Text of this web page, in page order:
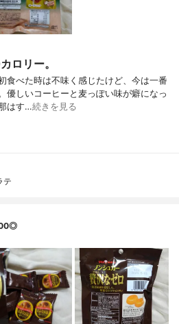
ロリー。
食べた時は不味く感じたけど、今は一番
優しいコーヒーと麦っぽい味が癖になっ
はす…続きを見る
テ